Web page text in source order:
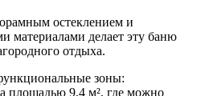
остеклением и
материалами делает эту баню
отдыха.
зоны:
площадью 9,4 м², где можно